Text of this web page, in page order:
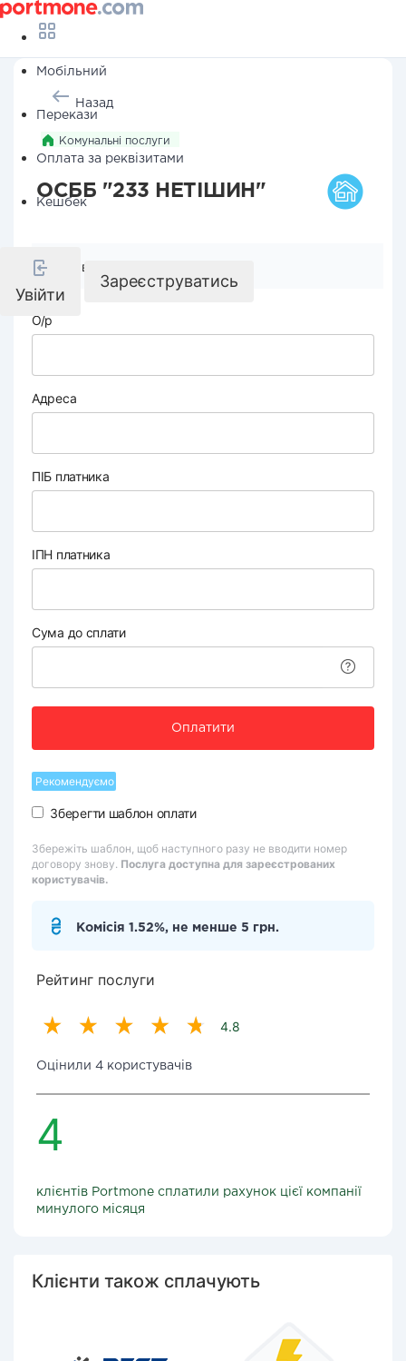
Мобільний
Перекази
Оплата за реквізитами
Кешбек
Увійти
Зареєструватись
Назад
Комунальні послуги
ОСББ "233 НЕТІШИН"
Реквізити компанії
О/р
Адреса
ПІБ платника
ІПН платника
Сума до сплати
Оплатити
Рекомендуємо
Зберегти шаблон оплати
Збережіть шаблон, щоб наступного разу не вводити номер
договору знову. Послуга доступна для зареєстрованих
користувачів.
Комісія 1.52%, не менше 5 грн.
Рейтинг послуги
4.8
Оцінили 4 користувачів
4
клієнтів Portmone сплатили рахунок цієї компанії
минулого місяця
Клієнти також сплачують